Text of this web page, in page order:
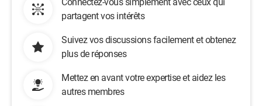
partagent vos intérêts
Suivez vos discussions facilement et obtenez
plus de réponses
Mettez en avant votre expertise et aidez les
autres membres